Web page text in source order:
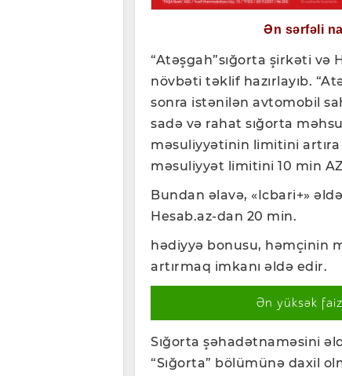
Ən sərfəli
“Atəşgah”sığorta şirkəti və
növbəti təklif hazırlayıb.
sonra istənilən avtomobil
sadə və rahat sığorta
məsuliyyətinin limitini artıra
məsuliyyət limitini 10 min
Bundan əlavə, «Icbari+»
Hesab.az-dan 20 min.
hədiyyə bonusu, həmçinin
artırmaq imkanı əldə edir.
Ən yüksək
Sığorta şəhadətnaməsini
“Sığorta” bölümünə daxil